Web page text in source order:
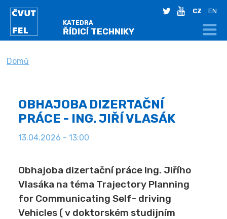
KATEDRA
ŘÍDICÍ TECHNIKY
twitteryoutube
CZ EN
NACHÁZÍTE SE
Domů
OBHAJOBA DIZERTAČNÍ
PRÁCE - ING. JIŘÍ VLASÁK
13.04.2026 - 13:00
Obhajoba dizertační práce Ing. Jiřího
Vlasáka na téma Trajectory Planning
for Communicating Self- driving
Vehicles ( v doktorském studijním